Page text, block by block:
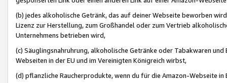
(b) jedes alkoholische Getränk, das auf deiner Webseite beworben
Lizenz zur Herstellung, zum Großhandel oder zum Vertrieb
Unternehmens betrieben wird,
(c) Säuglingsnahruhrung, alkoholische Getränke oder Tabakwaren
Webseiten in der EU und im Vereinigten Königreich wirbst,
(d) pflanzliche Raucherprodukte, wenn du für die Amazon-Webseite in